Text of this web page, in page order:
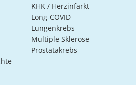
KHK / Herzinfarkt
Long-COVID
Lungenkrebs
Multiple Sklerose
Prostatakrebs